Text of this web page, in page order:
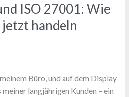
ISO 27001: Wie
handeln
Büro, und auf dem Display
langjährigen Kunden – ein